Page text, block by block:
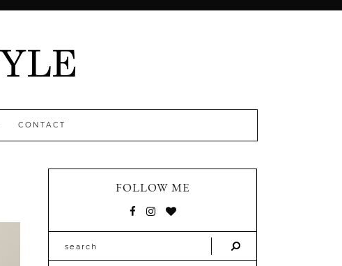
CONTACT
FOLLOW ME